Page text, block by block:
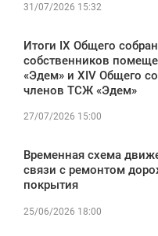
31/07/2026 15:32
Итоги IX Общего
собственников
«Эдем» и XIV Общего
членов ТСЖ «Эдем»
27/07/2026 15:00
Временная схема
связи с ремонтом
покрытия
25/06/2026 18:00